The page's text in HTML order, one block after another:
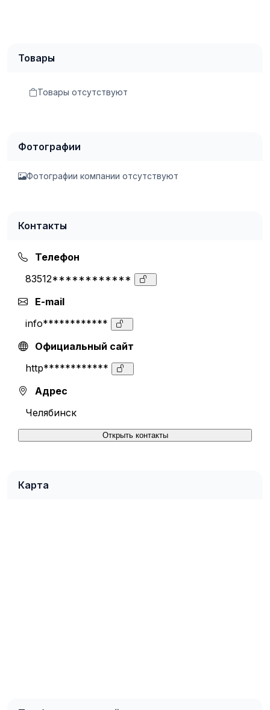
Товары
Товары отсутствуют
Фотографии
Фотографии компании отсутствуют
Контакты
Телефон
83512************
E-mail
info************
Официальный сайт
http************
Адрес
Челябинск
Открыть контакты
Карта